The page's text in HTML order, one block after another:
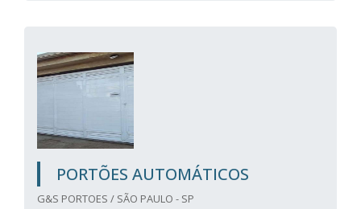
PORTÕES AUTOMÁTICOS
G&S PORTOES / SÃO PAULO - SP